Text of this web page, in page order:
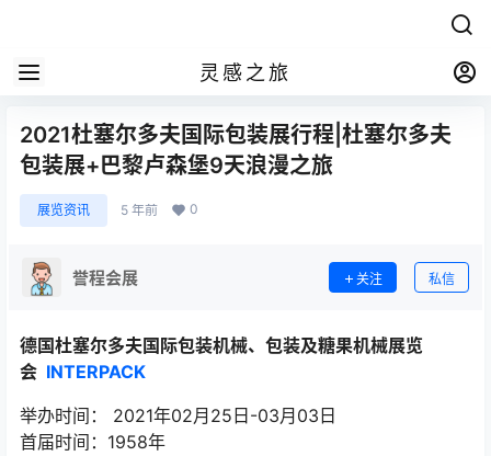
灵感之旅
2021杜塞尔多夫国际包装展行程|杜塞尔多夫
包装展+巴黎卢森堡9天浪漫之旅
展览资讯 5 年前 0
誉程会展 关注 私信
德国杜塞尔多夫国际包装机械、包装及糖果机械展览
会 INTERPACK
举办时间： 2021年02月25日-03月03日
首届时间：1958年